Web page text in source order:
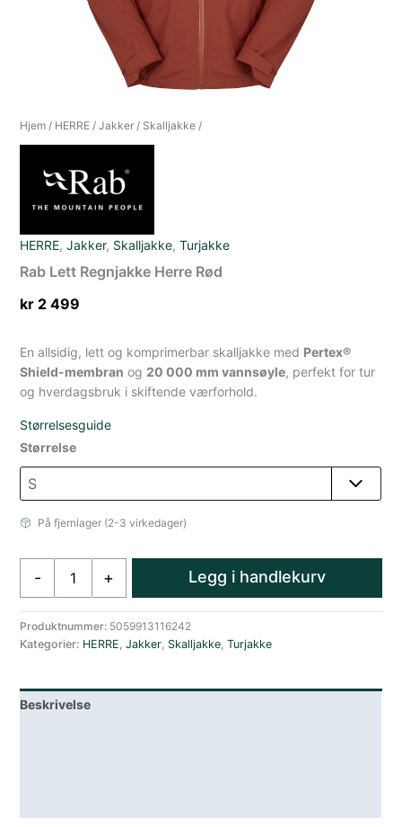
Hjem / HERRE /Jakker / Skalljakke /
HERRE,Jakker, Skalljakke,Turjakke
Rab Lett Regnjakke Herre Rød
kr 2 499
En allsidig, lett og komprimerbar skalljakke med Pertex®
Shield-membran og 20 000 mm vannsøyle, perfekt for tur
og hverdagsbruk i skiftende værforhold.
Størrelsesguide
Størrelse
På fjernlager (2-3 virkedager)
-
Herre
Rød
+ Legg i handlekurv
Produktnummer: 5059913116242
Kategorier: HERRE,Jakker, Skalljakke,Turjakke
Beskrivelse